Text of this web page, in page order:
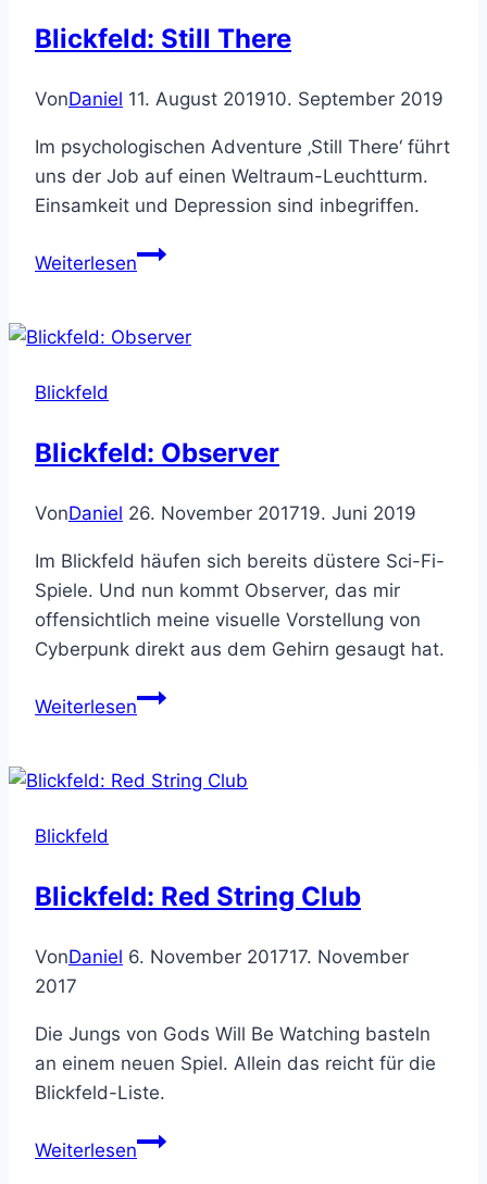
Blickfeld: Still There
VonDaniel 11. August 201910. September 2019
Im psychologischen Adventure ‚Still There‘ führt
uns der Job auf einen Weltraum-Leuchtturm.
Einsamkeit und Depression sind inbegriffen.
WeiterlesenBlickfeld:
Blickfeld
Blickfeld: Observer
VonDaniel 26. November 201719. Juni 2019
Im Blickfeld häufen sich bereits düstere Sci-Fi-
Spiele. Und nun kommt Observer, das mir
offensichtlich meine visuelle Vorstellung von
Cyberpunk direkt aus dem Gehirn gesaugt hat.
WeiterlesenBlickfeld:
Blickfeld
Blickfeld: Red String Club
VonDaniel 6. November 201717. November
2017
Die Jungs von Gods Will Be Watching basteln
an einem neuen Spiel. Allein das reicht für die
Blickfeld-Liste.
WeiterlesenBlickfeld: